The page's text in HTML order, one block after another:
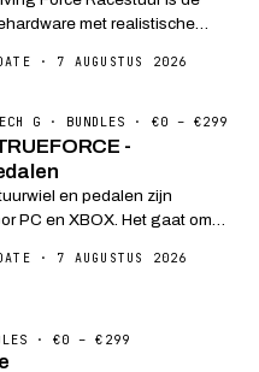
met realistische
tandwielen en pedalen,
de PlayStation®4,
· 7 AUGUSTUS 2026
G · BUNDLES · €0 – €299
-
en pedalen zijn
PC en XBOX. Het gaat om
dat de e-race-ervaring
opnieuw ontworpen is om
· 7 AUGUSTUS 2026
· €0 – €299